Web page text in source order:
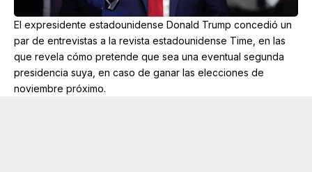
El expresidente estadounidense Donald Trump concedió un
par de entrevistas a la revista estadounidense Time, en las
que revela cómo pretende que sea una eventual segunda
presidencia suya, en caso de ganar las elecciones de
noviembre próximo.